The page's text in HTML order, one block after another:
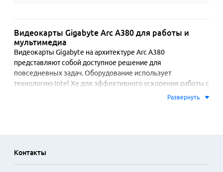
Видеокарты Gigabyte Arc A380 для работы и
мультимедиа
Видеокарты Gigabyte на архитектуре Arc A380
представляют собой доступное решение для
повседневных задач. Оборудование использует
технологию Intel Xe для эффективного ускорения работы с
графикой. Поддержка аппаратного кодирования и
несколькими вентиляторами, что способствует стабильной
работе даже при длительной эксплуатации. Совместимость
Развернуть
Контакты